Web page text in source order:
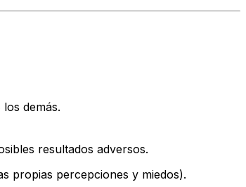
demás.
resultados adversos.
propias percepciones y miedos).